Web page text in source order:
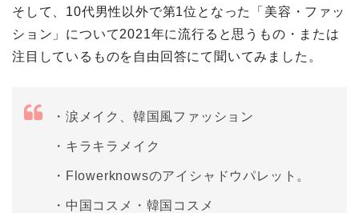
そして、10代男性以外で第1位となった「美容・ファッ
ション」について2021年に流行ると思うもの・または
注目しているものを自由回答にて聞いてみました。
・涙メイク、韓国風ファッション
・キラキラメイク
・Flowerknowsのアイシャドウパレット。
・中国コスメ・韓国コスメ